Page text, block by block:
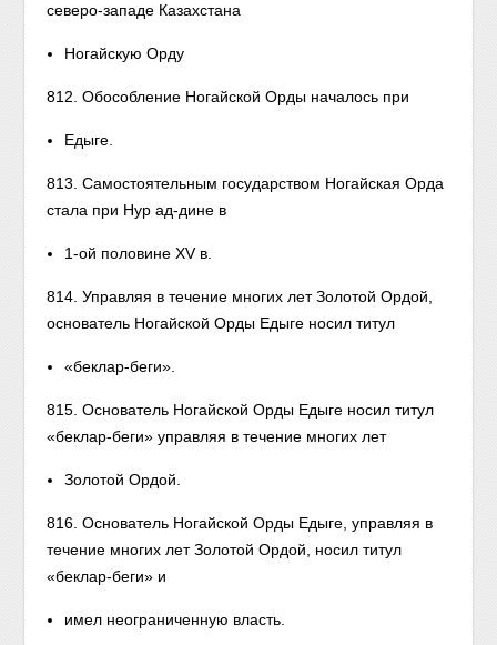
северо-западе Казахстана
Ногайскую Орду
812. Обособление Ногайской Орды началось при
Едыге.
813. Самостоятельным государством Ногайская Орда
стала при Нур ад-дине в
1-ой половине XV в.
814. Управляя в течение многих лет Золотой Ордой,
основатель Ногайской Орды Едыге носил титул
«беклар-беги».
815. Основатель Ногайской Орды Едыге носил титул
«беклар-беги» управляя в течение многих лет
Золотой Ордой.
816. Основатель Ногайской Орды Едыге, управляя в
течение многих лет Золотой Ордой, носил титул
«беклар-беги» и
имел неограниченную власть.